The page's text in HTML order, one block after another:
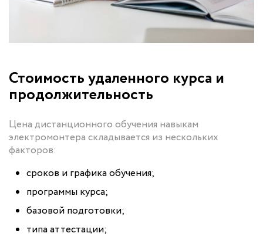
Стоимость удаленного курса и
продолжительность
Цена дистанционного обучения навыкам
электромонтера складывается из нескольких
факторов:
сроков и графика обучения;
программы курса;
базовой подготовки;
типа аттестации;